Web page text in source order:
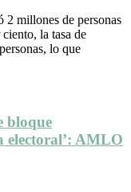
2 millones de personas
la tasa de
lo que
bloque
electoral’: AMLO